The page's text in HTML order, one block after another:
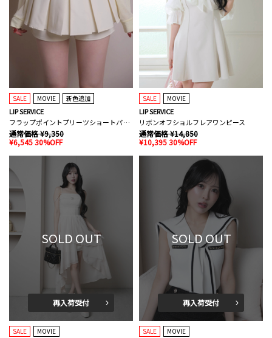
SALE MOVIE 新色追加
LIP SERVICE
フラップポイントプリーツショートパンツ
通常価格 ¥9,350
¥6,545 30%OFF
SALE MOVIE
LIP SERVICE
リボンオフショルフレアワンピース
通常価格 ¥14,850
¥10,395 30%OFF
SOLD OUT
再入荷受付
SALE MOVIE
SOLD OUT
再入荷受付
SALE MOVIE